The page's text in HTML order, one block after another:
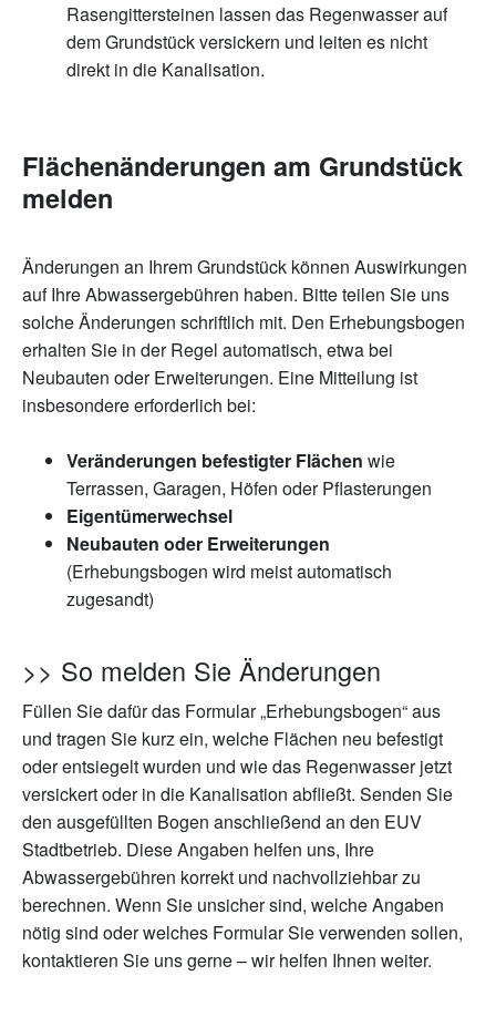
Rasengittersteinen lassen das Regenwasser auf
dem Grundstück versickern und leiten es nicht
direkt in die Kanalisation.
Flächenänderungen am Grundstück
melden
Änderungen an Ihrem Grundstück können Auswirkungen
auf Ihre Abwassergebühren haben. Bitte teilen Sie uns
solche Änderungen schriftlich mit. Den Erhebungsbogen
erhalten Sie in der Regel automatisch, etwa bei
Neubauten oder Erweiterungen. Eine Mitteilung ist
insbesondere erforderlich bei:
Veränderungen befestigter Flächen wie
Terrassen, Garagen, Höfen oder Pflasterungen
Eigentümerwechsel
Neubauten oder Erweiterungen
(Erhebungsbogen wird meist automatisch
zugesandt)
>> So melden Sie Änderungen
Füllen Sie dafür das Formular „Erhebungsbogen“ aus
und tragen Sie kurz ein, welche Flächen neu befestigt
oder entsiegelt wurden und wie das Regenwasser jetzt
versickert oder in die Kanalisation abfließt. Senden Sie
den ausgefüllten Bogen anschließend an den EUV
Stadtbetrieb. Diese Angaben helfen uns, Ihre
Abwassergebühren korrekt und nachvollziehbar zu
berechnen. Wenn Sie unsicher sind, welche Angaben
nötig sind oder welches Formular Sie verwenden sollen,
kontaktieren Sie uns gerne – wir helfen Ihnen weiter.